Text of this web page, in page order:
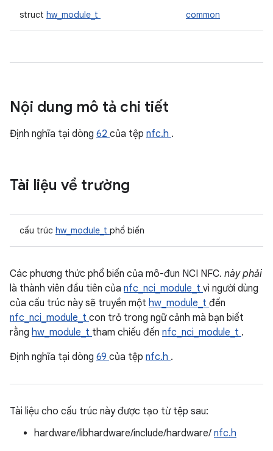
struct hw_module_t common
Nội dung mô tả chi tiết
Định nghĩa tại dòng 62 của tệp nfc.h .
Tài liệu về trường
cấu trúc hw_module_t phổ biến
Các phương thức phổ biến của mô-đun NCI NFC. này phải
là thành viên đầu tiên của nfc_nci_module_t vì người dùng
của cấu trúc này sẽ truyền một hw_module_t đến
nfc_nci_module_t con trỏ trong ngữ cảnh mà bạn biết
rằng hw_module_t tham chiếu đến nfc_nci_module_t .
Định nghĩa tại dòng 69 của tệp nfc.h .
Tài liệu cho cấu trúc này được tạo từ tệp sau:
hardware/libhardware/include/hardware/ nfc.h